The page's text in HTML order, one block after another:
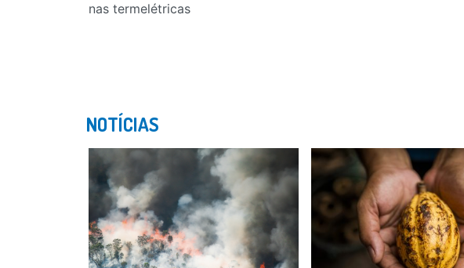
nas termelétricas
NOTÍCIAS